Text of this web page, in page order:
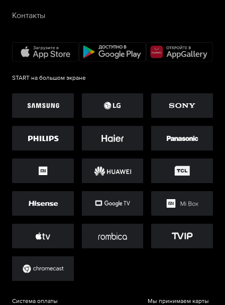
Контакты
START на большом экране
Система оплаты Мы принимаем карты